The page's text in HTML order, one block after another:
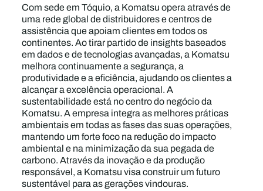
Com sede em Tóquio, a Komatsu opera através de
uma rede global de distribuidores e centros de
assistência que apoiam clientes em todos os
continentes. Ao tirar partido de insights baseados
em dados e de tecnologias avançadas, a Komatsu
melhora continuamente a segurança, a
produtividade e a eficiência, ajudando os clientes a
alcançar a excelência operacional. A
sustentabilidade está no centro do negócio da
Komatsu. A empresa integra as melhores práticas
ambientais em todas as fases das suas operações,
mantendo um forte foco na redução do impacto
ambiental e na minimização da sua pegada de
carbono. Através da inovação e da produção
responsável, a Komatsu visa construir um futuro
sustentável para as gerações vindouras.